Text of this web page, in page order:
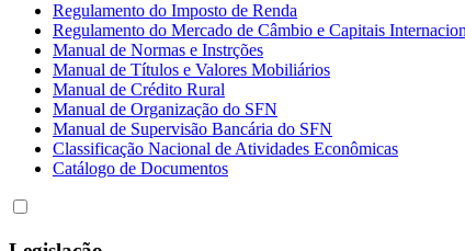
Regulamento do Imposto de Renda
Regulamento do Mercado de Câmbio e Capitais
Manual de Normas e Instrções
Manual de Títulos e Valores Mobiliários
Manual de Crédito Rural
Manual de Organização do SFN
Manual de Supervisão Bancária do SFN
Classificação Nacional de Atividades Econômicas
Catálogo de Documentos